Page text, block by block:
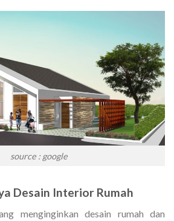
source : google
Desain Interior Rumah
menginginkan desain rumah dan